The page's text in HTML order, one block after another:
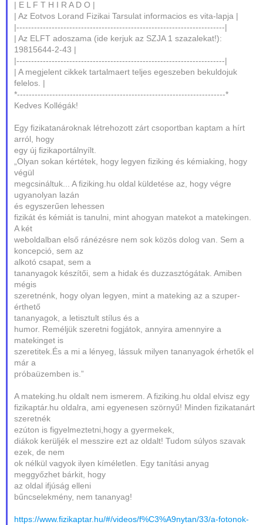
| E L F T H I R A D O |
| Az Eotvos Lorand Fizikai Tarsulat informacios es vita-lapja |
|-----------------------------------------------------------------------|
| Az ELFT adoszama (ide kerjuk az SZJA 1 szazalekat!):
19815644-2-43 |
|-----------------------------------------------------------------------|
| A megjelent cikkek tartalmaert teljes egeszeben bekuldojuk
felelos. |
*-----------------------------------------------------------------------*
Kedves Kollégák!
Egy fizikatanároknak létrehozott zárt csoportban kaptam a hírt
arról, hogy
egy új fizikaportálnyílt.
„Olyan sokan kértétek, hogy legyen fiziking és kémiaking, hogy
végül
megcsináltuk... A fiziking.hu oldal küldetése az, hogy végre
ugyanolyan lazán
és egyszerűen lehessen
fizikát és kémiát is tanulni, mint ahogyan matekot a matekingen.
A két
weboldalban első ránézésre nem sok közös dolog van. Sem a
koncepció, sem az
alkotó csapat, sem a
tananyagok készítői, sem a hidak és duzzasztógátak. Amiben
mégis
szeretnénk, hogy olyan legyen, mint a mateking az a szuper-
érthető
tananyagok, a letisztult stílus és a
humor. Reméljük szeretni fogjátok, annyira amennyire a
matekinget is
szeretitek.És a mi a lényeg, lássuk milyen tananyagok érhetők el
már a
próbaüzemben is.”
A mateking.hu oldalt nem ismerem. A fiziking.hu oldal elvisz egy
fizikaptár.hu oldalra, ami egyenesen szörnyű! Minden fizikatanárt
szeretnék
ezúton is figyelmeztetni,hogy a gyermekek,
diákok kerüljék el messzire ezt az oldalt! Tudom súlyos szavak
ezek, de nem
ok nélkül vagyok ilyen kíméletlen. Egy tanítási anyag
meggyőzhet bárkit, hogy
az oldal ifjúság elleni
bűncselekmény, nem tananyag!
https://www.fizikaptar.hu/#/videos/f%C3%A9nytan/33/a-fotonok-